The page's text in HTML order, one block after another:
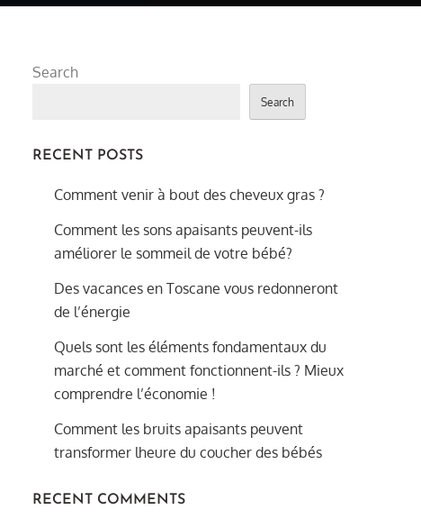
Search
Search
RECENT POSTS
Comment venir à bout des cheveux gras ?
Comment les sons apaisants peuvent-ils
améliorer le sommeil de votre bébé?
Des vacances en Toscane vous redonneront
de l’énergie
Quels sont les éléments fondamentaux du
marché et comment fonctionnent-ils ? Mieux
comprendre l’économie !
Comment les bruits apaisants peuvent
transformer lheure du coucher des bébés
RECENT COMMENTS